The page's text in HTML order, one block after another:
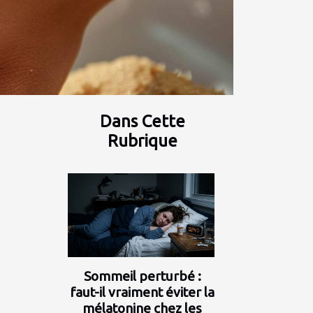
Dans Cette
Rubrique
Sommeil perturbé :
faut-il vraiment éviter la
mélatonine chez les